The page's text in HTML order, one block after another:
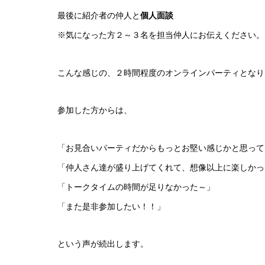
最後に紹介者の仲人と 個人面談
※気になった方２～３名を担当仲人にお伝えください。
こんな感じの、２時間程度のオンラインパーティとなり
参加した方からは、
「お見合いパーティだからもっとお堅い感じかと思って
「仲人さん達が盛り上げてくれて、想像以上に楽しかっ
「トークタイムの時間が足りなかった～」
「また是非参加したい！！」
という声が続出します。